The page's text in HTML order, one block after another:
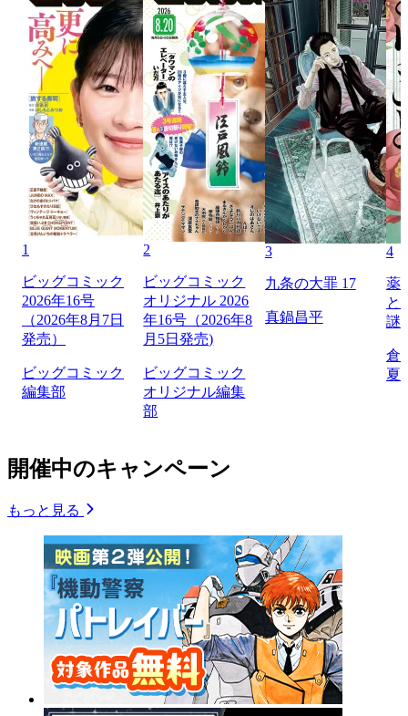
1
ビッグコミック
2026年16号
（2026年8月7日
発売）
ビッグコミック
編集部
2
ビッグコミック
オリジナル 2026
年16号（2026年8
月5日発売)
ビッグコミック
オリジナル編集
部
3
九条の大罪 17
真鍋昌平
4
薬
と
謎
倉
夏
開催中のキャンペーン
もっと見る